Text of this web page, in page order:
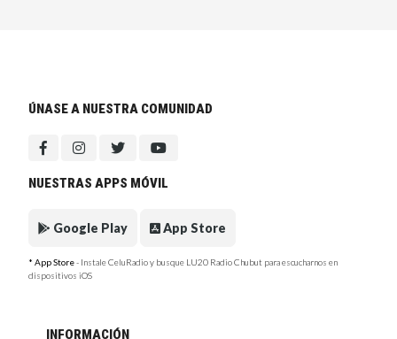
ÚNASE A NUESTRA COMUNIDAD
NUESTRAS APPS MÓVIL
Google Play App Store
* App Store- Instale CeluRadio y busque LU20 Radio Chubut para escucharnos en
dispositivos iOS
INFORMACIÓN